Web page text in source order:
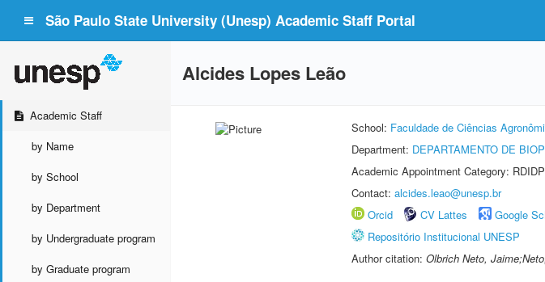
São Paulo State University (Unesp) Academic Staff Portal
Academic Staff
by Name
by School
by Department
by Undergraduate program
by Graduate program
Alcides Lopes Leão
School: Faculdade de Ciências
Department: DEPARTAMENTO DE
Academic Appointment Category:
Contact: alcides.leao@unesp.br
Orcid
CV Lattes Google
Repositório Institucional UNESP
Author citation: Olbrich Neto,